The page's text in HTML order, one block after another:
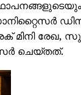
രേഖ,
ചെയ്തത്.